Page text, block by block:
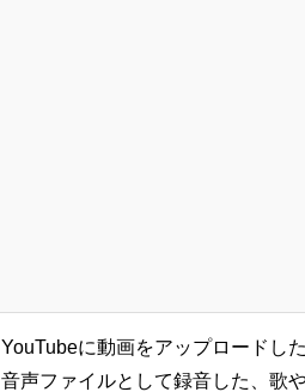
YouTubeに動画をアップロードし
音声ファイルとして録音した、歌